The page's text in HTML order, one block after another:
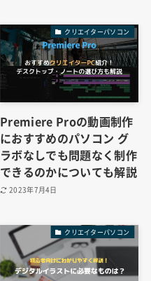
クリエイターパソコン
Premiere Proの動画制作
におすすめのパソコン グ
ラボなしでも問題なく制作
できるのかについても解説
2023年7月4日
クリエイターパソコン